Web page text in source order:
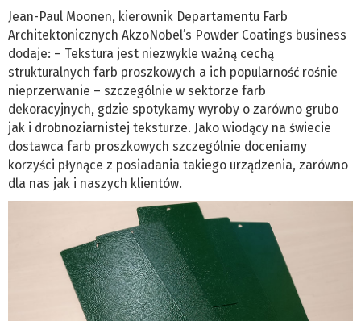
Jean-Paul Moonen, kierownik Departamentu Farb
Architektonicznych AkzoNobel’s Powder Coatings business
dodaje: – Tekstura jest niezwykle ważną cechą
strukturalnych farb proszkowych a ich popularność rośnie
nieprzerwanie – szczególnie w sektorze farb
dekoracyjnych, gdzie spotykamy wyroby o zarówno grubo
jak i drobnoziarnistej teksturze. Jako wiodący na świecie
dostawca farb proszkowych szczególnie doceniamy
korzyści płynące z posiadania takiego urządzenia, zarówno
dla nas jak i naszych klientów.